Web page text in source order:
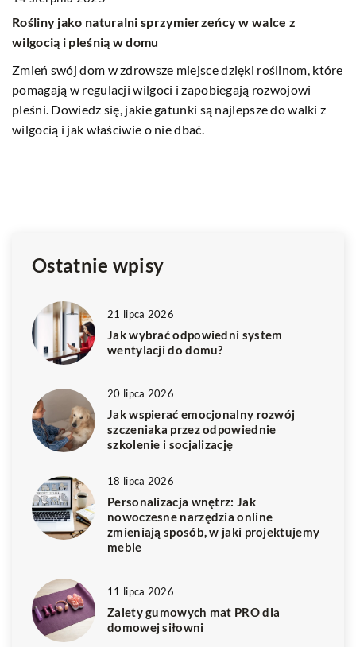
z
roślinom, które
do walki z
Korzyści płynące z relaksu na świeżym
wybrać idealne miejsce do odpoczynku w
Odkryj, jak odpowiednie miejsce w ogrodzie
twój relaks i dobre samopoczucie. Dowiedz
przestrzeń na zewnątrz, która sprzyja
regeneracji.
Ostatnie wpisy
21 lipca 2026
Jak wybrać odpowiedni system
wentylacji do domu?
20 lipca 2026
Jak wspierać emocjonalny rozwój
szczeniaka przez odpowiednie
szkolenie i socjalizację
18 lipca 2026
Personalizacja wnętrz: Jak
nowoczesne narzędzia online
zmieniają sposób, w jaki projektujemy
meble
11 lipca 2026
Zalety gumowych mat PRO dla
domowej siłowni